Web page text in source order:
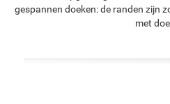
gespannen doeken: de randen zijn
met